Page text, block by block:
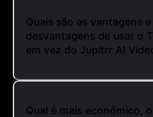
Quais são as vantagens e
desvantagens de usar o
em vez do Jupitrr AI
Qual é mais económico,